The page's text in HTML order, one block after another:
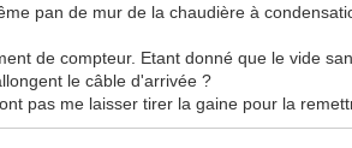
pan de mur de la chaudière à
de compteur. Etant donné que le vide
le câble d'arrivée ?
pas me laisser tirer la gaine pour la